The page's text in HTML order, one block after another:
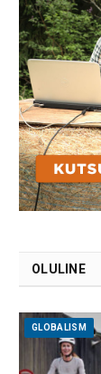
OLULINE
GLOBALISM